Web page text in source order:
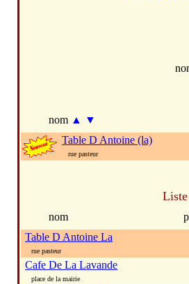
nom ▲
▼
Table D Antoine (la)
rue pasteur
Liste
nom
Table D Antoine La
rue pasteur
Cafe De La Lavande
place de la mairie